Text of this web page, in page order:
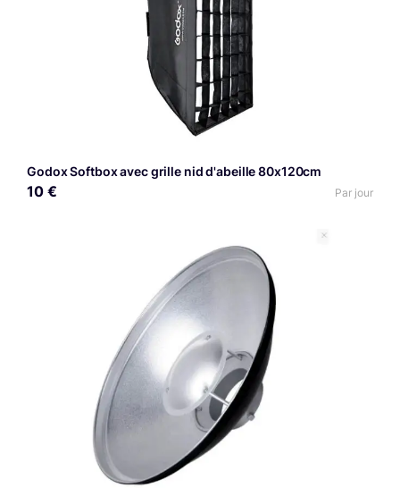
Godox Softbox avec grille nid d'abeille 80x120cm
10 € Par jour